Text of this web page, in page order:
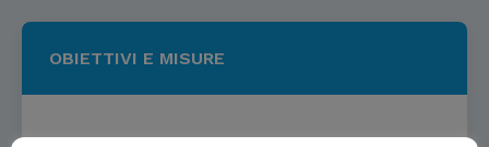
OBIETTIVI E MISURE